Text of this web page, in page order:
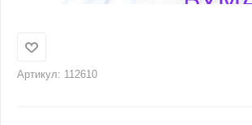
Артикул: 112610